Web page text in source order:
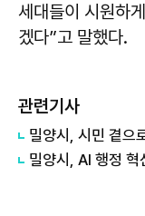
세대들이 시원하
겠다”고 말했다.
관련기사